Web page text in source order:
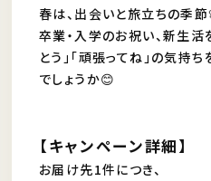
春は、出会いと旅立ちの季節
卒業・入学のお祝い、新生
とう」「頑張ってね」の気持
でしょうか😊
【キャンペーン詳細】
お届け先1件につき、